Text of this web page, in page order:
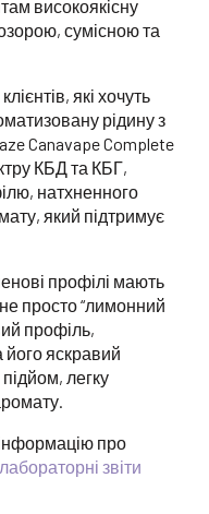
високоякісну
сумісною та
які хочуть
рідину з
Canavape Complete
КБД та КБГ,
натхненного
який підтримує
профілі мають
просто “лимонний
профіль,
яскравий
легку
про
лабораторні звіти